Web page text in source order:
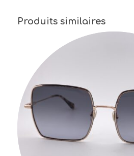
Produits similaires